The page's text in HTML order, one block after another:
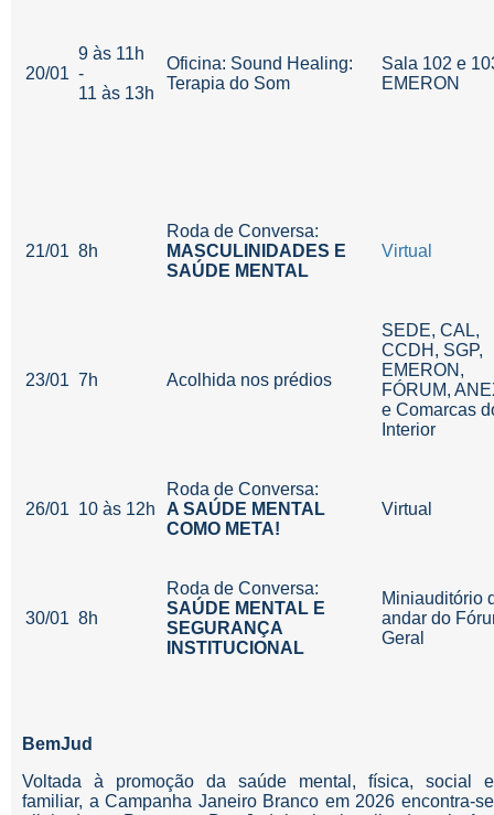
20/01
9 às 11h
-
11 às 13h
Oficina: Sound Healing:
Terapia do Som
Sala 102 e
EMERON
21/01 8h
Roda de Conversa:
MASCULINIDADES E
SAÚDE MENTAL
Virtual
23/01 7h Acolhida nos prédios
SEDE, CAL,
CCDH, SGP,
EMERON,
FÓRUM,
e Comarcas
Interior
26/01 10 às 12h
Roda de Conversa:
A SAÚDE MENTAL
COMO META!
Virtual
30/01 8h
Roda de Conversa:
SAÚDE MENTAL E
SEGURANÇA
INSTITUCIONAL
Miniauditório
andar do
Geral
BemJud
Voltada à promoção da saúde mental, física, social e
familiar, a Campanha Janeiro Branco em 2026 encontra-se